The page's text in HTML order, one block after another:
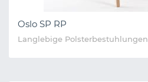
Oslo SP RP
Langlebige Polsterbestuhlungen